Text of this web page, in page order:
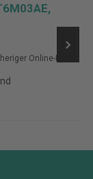
Online-Preis